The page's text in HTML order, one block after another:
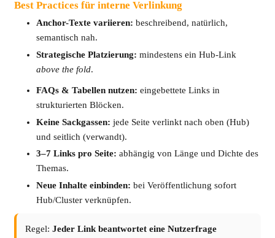
Best Practices für interne Verlinkung
Anchor-Texte variieren: beschreibend, natürlich,
semantisch nah.
Strategische Platzierung: mindestens ein Hub-Link
above the fold.
FAQs & Tabellen nutzen: eingebettete Links in
strukturierten Blöcken.
Keine Sackgassen: jede Seite verlinkt nach oben (Hub)
und seitlich (verwandt).
3–7 Links pro Seite: abhängig von Länge und Dichte des
Themas.
Neue Inhalte einbinden: bei Veröffentlichung sofort
Hub/Cluster verknüpfen.
Regel:Jeder Link beantwortet eine Nutzerfrage